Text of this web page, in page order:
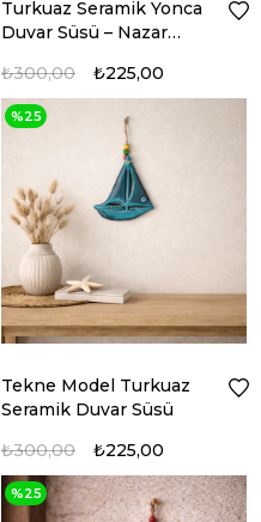
Turkuaz Seramik Yonca
Duvar Süsü – Nazar
₺225,00
₺300,00
Tekne Model Turkuaz
Seramik Duvar Süsü
₺225,00
₺300,00
%25
%25